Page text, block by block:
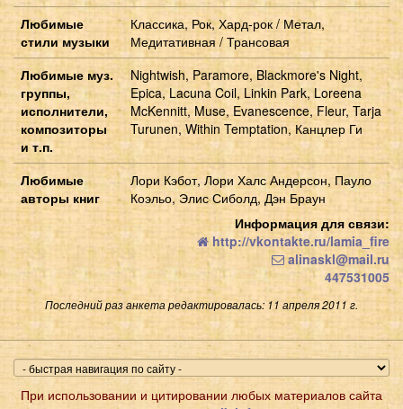
Любимые
стили музыки
Классика, Рок, Хард-рок / Метал,
Медитативная / Трансовая
Любимые муз.
группы,
исполнители,
композиторы
и т.п.
Nightwish, Paramore, Blackmore's Night,
Epica, Lacuna Coil, Linkin Park, Loreena
McKennitt, Muse, Evanescence, Fleur, Tarja
Turunen, Within Temptation, Канцлер Ги
Любимые
авторы книг
Лори Кэбот, Лори Халс Андерсон, Пауло
Коэльо, Элис Сиболд, Дэн Браун
Информация для связи:
http://vkontakte.ru/lamia_fire
alinaskl@mail.ru
447531005
Последний раз анкета редактировалась: 11 апреля 2011 г.
При использовании и цитировании любых материалов сайта